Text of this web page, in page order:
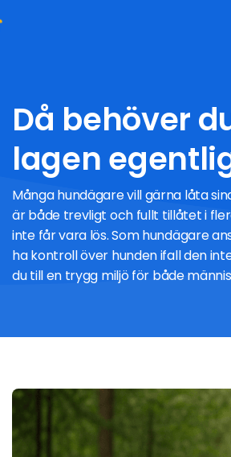
Då behöver
lagen
Många hundägare vill gärna låta
är både trevligt och fullt tillåtet i
inte får vara lös. Som hundägare
ha kontroll över hunden ifall den
du till en trygg miljö för både